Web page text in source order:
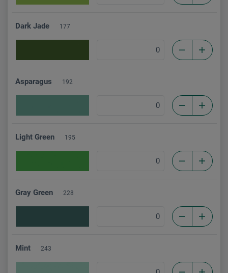
Dark Jade 177
Asparagus 192
Light Green 195
Gray Green 228
Mint 243